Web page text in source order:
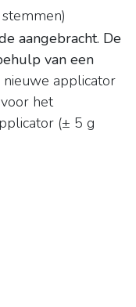
)
aangebracht. De
van een
applicator
het
(± 5 g